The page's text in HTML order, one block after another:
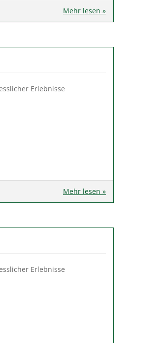
Mehr lesen »
Erlebnisse
Mehr lesen »
Erlebnisse